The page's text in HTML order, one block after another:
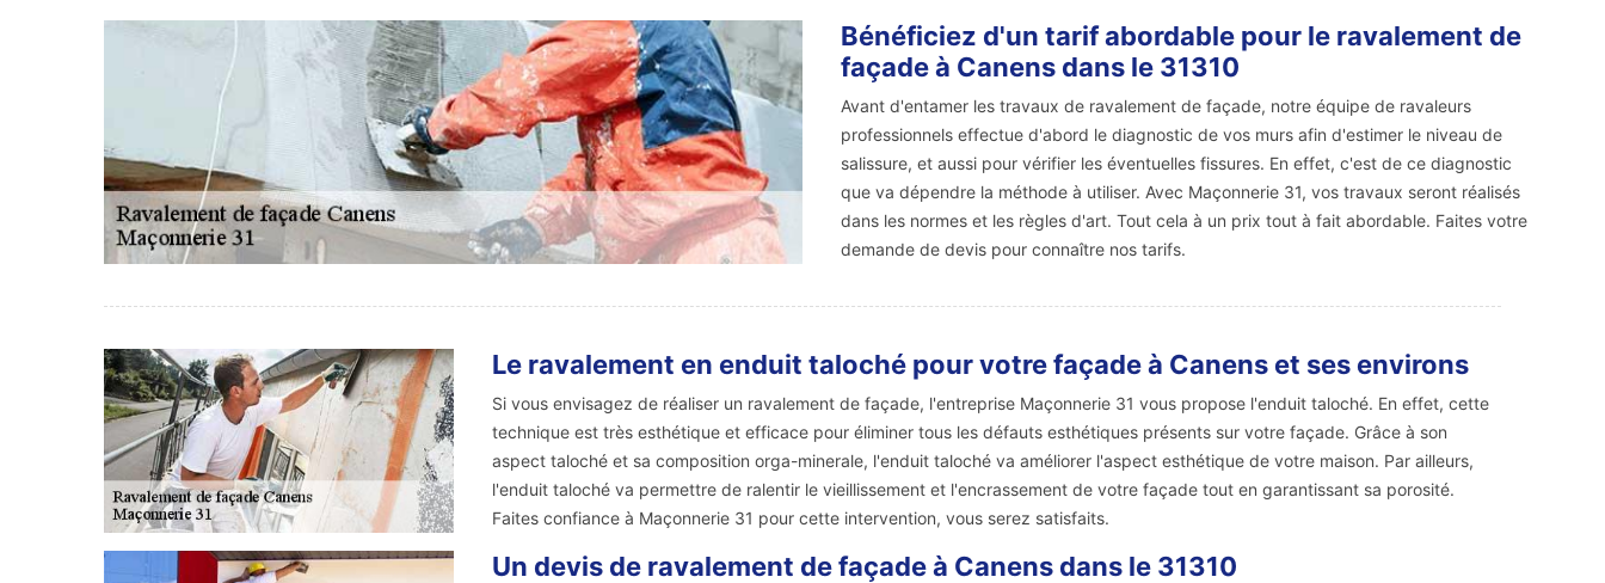
Bénéficiez d'un tarif abordable pour le ravalement de
façade à Canens dans le 31310
Avant d'entamer les travaux de ravalement de façade, notre équipe de ravaleurs
professionnels effectue d'abord le diagnostic de vos murs afin d'estimer le niveau de
salissure, et aussi pour vérifier les éventuelles fissures. En effet, c'est de ce diagnostic
que va dépendre la méthode à utiliser. Avec Maçonnerie 31, vos travaux seront réalisés
dans les normes et les règles d'art. Tout cela à un prix tout à fait abordable. Faites votre
demande de devis pour connaître nos tarifs.
Le ravalement en enduit taloché pour votre façade à Canens et ses environs
Si vous envisagez de réaliser un ravalement de façade, l'entreprise Maçonnerie 31 vous propose l'enduit taloché. En effet, cette
technique est très esthétique et efficace pour éliminer tous les défauts esthétiques présents sur votre façade. Grâce à son
aspect taloché et sa composition orga-minerale, l'enduit taloché va améliorer l'aspect esthétique de votre maison. Par ailleurs,
l'enduit taloché va permettre de ralentir le vieillissement et l'encrassement de votre façade tout en garantissant sa porosité.
Faites confiance à Maçonnerie 31 pour cette intervention, vous serez satisfaits.
Un devis de ravalement de façade à Canens dans le 31310